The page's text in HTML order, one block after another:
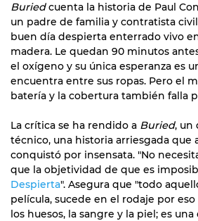
Buriedcuenta la historia de Paul
un padre de familia y contratista
buen día despierta enterrado vivo
madera. Le quedan 90 minutos
el oxígeno y su única esperanza es
encuentra entre sus ropas. Pero el
batería y la cobertura también falla
La crítica se ha rendido a Buried, un
técnico, una historia arriesgada que
conquistó por insensata. "No
que la objetividad de que es
Despierta". Asegura que "todo
película, sucede en el rodaje por
los huesos, la sangre y la piel; es